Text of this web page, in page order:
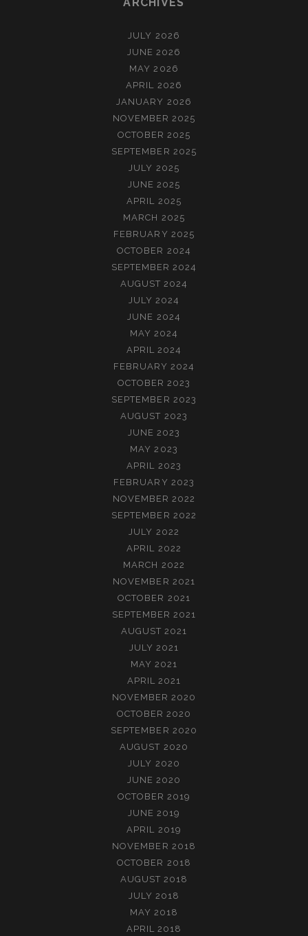
JULY 2026
JUNE 2026
MAY 2026
APRIL 2026
JANUARY 2026
NOVEMBER 2025
OCTOBER 2025
SEPTEMBER 2025
JULY 2025
JUNE 2025
APRIL 2025
MARCH 2025
FEBRUARY 2025
OCTOBER 2024
SEPTEMBER 2024
AUGUST 2024
JULY 2024
JUNE 2024
MAY 2024
APRIL 2024
FEBRUARY 2024
OCTOBER 2023
SEPTEMBER 2023
AUGUST 2023
JUNE 2023
MAY 2023
APRIL 2023
FEBRUARY 2023
NOVEMBER 2022
SEPTEMBER 2022
JULY 2022
APRIL 2022
MARCH 2022
NOVEMBER 2021
OCTOBER 2021
SEPTEMBER 2021
AUGUST 2021
JULY 2021
MAY 2021
APRIL 2021
NOVEMBER 2020
OCTOBER 2020
SEPTEMBER 2020
AUGUST 2020
JULY 2020
JUNE 2020
OCTOBER 2019
JUNE 2019
APRIL 2019
NOVEMBER 2018
OCTOBER 2018
AUGUST 2018
JULY 2018
MAY 2018
APRIL 2018